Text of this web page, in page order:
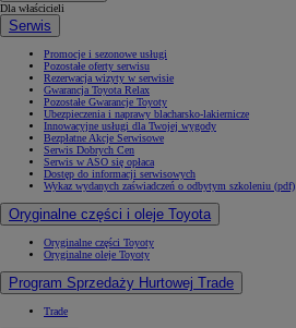
Dla właścicieli
Serwis
Promocje i sezonowe usługi
Pozostałe oferty serwisu
Rezerwacja wizyty w serwisie
Gwarancja Toyota Relax
Pozostałe Gwarancje Toyoty
Ubezpieczenia i naprawy blacharsko-lakiernicze
Innowacyjne usługi dla Twojej wygody
Bezpłatne Akcje Serwisowe
Serwis Dobrych Cen
Serwis w ASO się opłaca
Dostęp do informacji serwisowych
Wykaz wydanych zaświadczeń o odbytym szkoleniu (pdf)
Oryginalne części i oleje Toyota
Oryginalne części Toyoty
Oryginalne oleje Toyoty
Program Sprzedaży Hurtowej Trade
Trade